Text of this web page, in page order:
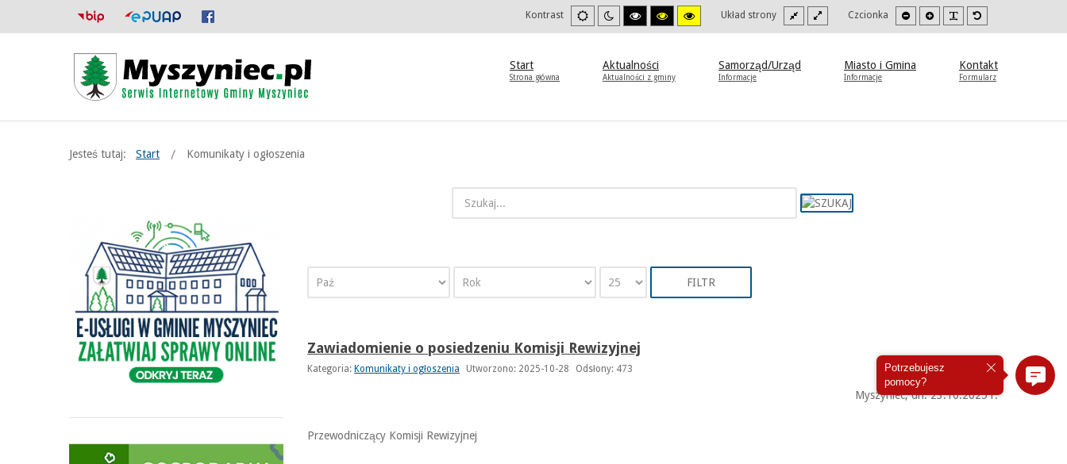
Kontrast
Ustawienia
domyslne
Tryb
nocny
Wysoki
kontrast
tryb
Wysoki
kontrast
tryb
Wysoki
kontrast
tryb
Układ strony
Szeroki
szablon
Stały
szablon
Czcionka
Mniejsza
czcionka
Zwiększona
czcionka
Start
Strona główna
Aktualności
Aktualności z gminy
Samorząd/Urząd
Informacje
Miasto i Gmina
Informacje
Kontakt
Formularz
Jesteś tutaj: Start Komunikaty i ogłoszenia
FILTR
Zawiadomienie o posiedzeniu Komisji Rewizyjnej
Kategoria: Komunikaty i ogłoszenia Utworzono: 2025-10-28 Odsłony: 473
Myszyniec, dn. 23.10.2025 r.
Przewodniczący Komisji Rewizyjnej
Potrzebujesz
pomocy?